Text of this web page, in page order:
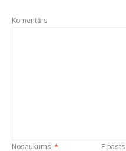
Komentārs
Nosaukums * E-pasts